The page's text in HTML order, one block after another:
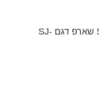
מקרר 4 דלתות 470 ליטר Sharp​ שארפ דגם SJ-